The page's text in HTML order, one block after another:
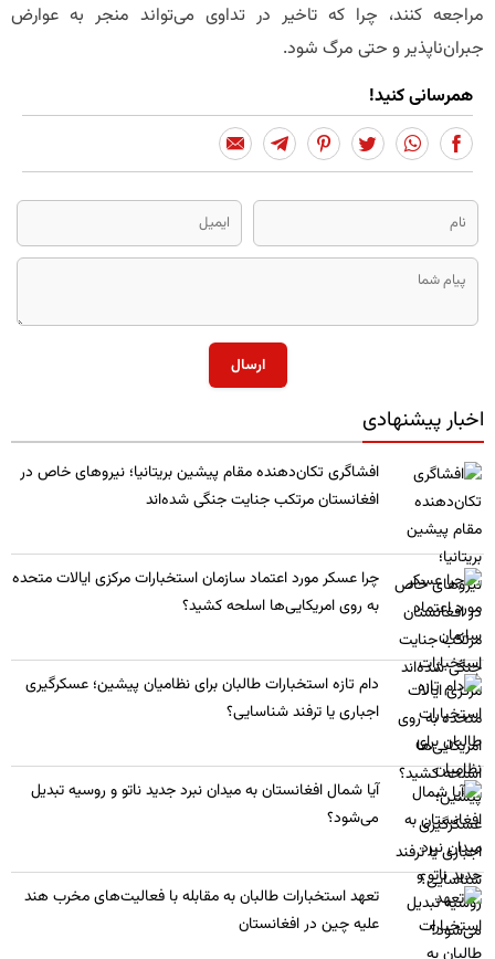
مراجعه کنند، چرا که تاخیر در تداوی می‌تواند منجر به عوارض
جبران‌ناپذیر و حتی مرگ شود.
همرسانی کنید!
ارسال
اخبار پیشنهادی
​افشاگری تکان‌دهنده مقام پیشین بریتانیا؛ نیروهای خاص در
افغانستان مرتکب جنایت جنگی شده‌اند
چرا عسکر مورد اعتماد سازمان استخبارات مرکزی ایالات متحده
به روی امریکایی‌ها اسلحه کشید؟
​دام تازه استخبارات طالبان برای نظامیان پیشین؛ عسکرگیری
اجباری یا ترفند شناسایی؟
​آیا شمال افغانستان به میدان نبرد جدید ناتو و روسیه تبدیل
می‌شود؟
تعهد استخبارات طالبان به مقابله با فعالیت‌های مخرب هند
علیه چین در افغانستان